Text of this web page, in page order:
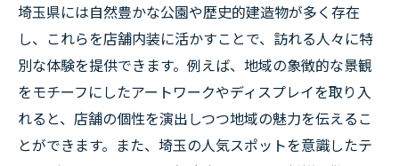
埼玉県には自然豊かな公園や歴史的建造物が多く存在
し、これらを店舗内装に活かすことで、訪れる人々に特
別な体験を提供できます。例えば、地域の象徴的な景観
をモチーフにしたアートワークやディスプレイを取り入
れると、店舗の個性を演出しつつ地域の魅力を伝えるこ
とができます。また、埼玉の人気スポットを意識したテ